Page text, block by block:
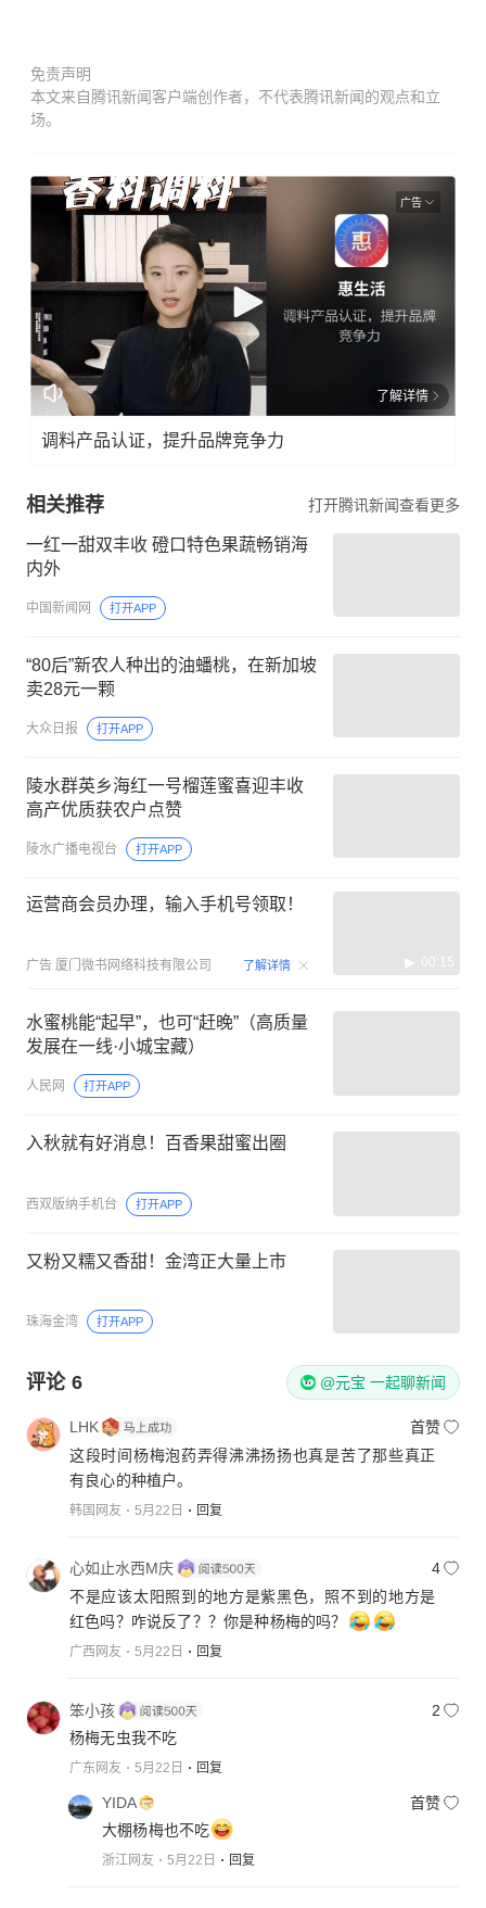
免责声明
本文来自腾讯新闻客户端创作者，不代表腾讯新闻的观点和立
场。
广告
了解详情
调料产品认证，提升品牌竞争力
相关推荐 打开腾讯新闻查看更多
一红一甜双丰收 磴口特色果蔬畅销海
内外
中国新闻网 打开APP
“80后”新农人种出的油蟠桃，在新加坡
卖28元一颗
大众日报 打开APP
陵水群英乡海红一号榴莲蜜喜迎丰收
高产优质获农户点赞
陵水广播电视台 打开APP
运营商会员办理，输入手机号领取！
广告 厦门微书网络科技有限公司 了解详情 00:15
水蜜桃能“起早”，也可“赶晚”（高质量
发展在一线·小城宝藏）
人民网 打开APP
入秋就有好消息！百香果甜蜜出圈
西双版纳手机台 打开APP
又粉又糯又香甜！金湾正大量上市
珠海金湾 打开APP
评论 6 @元宝 一起聊新闻
LHK
首赞
这段时间杨梅泡药弄得沸沸扬扬也真是苦了那些真正
有良心的种植户。
韩国网友 5月22日 回复
心如止水西M庆
4
不是应该太阳照到的地方是紫黑色，照不到的地方是
红色吗？咋说反了？？你是种杨梅的吗？
广西网友 5月22日 回复
笨小孩
2
杨梅无虫我不吃
广东网友 5月22日 回复
YIDA
首赞
大棚杨梅也不吃
浙江网友 5月22日 回复